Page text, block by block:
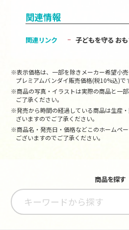
関連情報
関連リンク 子どもを守る お
※表示価格は、一部を除きメーカー希望小売
プレミアムバンダイ販売価格(税10%込)で
※商品の写真・イラストは実際の商品と一
ご了承ください。
※発売から時間の経過している商品は生産
ざいますのでご了承ください。
※商品名・発売日・価格などこのホームペ
ございますのでご了承ください。
商品を探す